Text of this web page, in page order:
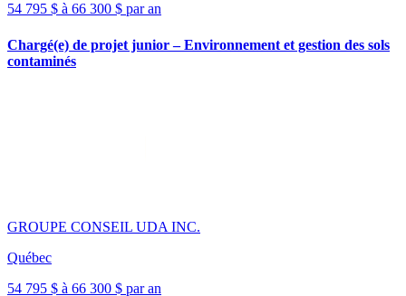
54 795 $ à 66 300 $ par an
Chargé(e) de projet junior – Environnement et gestion des sols
contaminés
GROUPE CONSEIL UDA INC.
Québec
54 795 $ à 66 300 $ par an